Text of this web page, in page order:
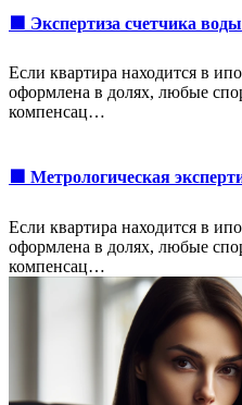
🟩 Экспертиза счетчика воды
Если квартира находится в
оформлена в долях, любые
компенсац…
🟩 Метрологическая
Если квартира находится в
оформлена в долях, любые
компенсац…